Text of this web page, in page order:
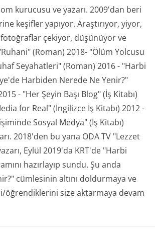
kurucusu ve yazarı. 2009'dan beri
keşifler yapıyor. Araştırıyor, yiyor,
çekiyor, düşünüyor ve
(Roman) 2018- "Ölüm Yolcusu
Seyahatleri" (Roman) 2016 - "Harbi
Harbiden Nerede Ne Yenir?"
- "Her Şeyin Başı Blog" (İş Kitabı)
for Real" (İngilizce İş Kitabı) 2012 -
Sosyal Medya" (İş Kitabı)
2018'den bu yana ODA TV "Lezzet
Eylül 2019'da KRT'de "Harbi
hazırlayıp sundu. Şu anda
cümlesinin altını doldurmaya ve
öğrendiklerini size aktarmaya devam